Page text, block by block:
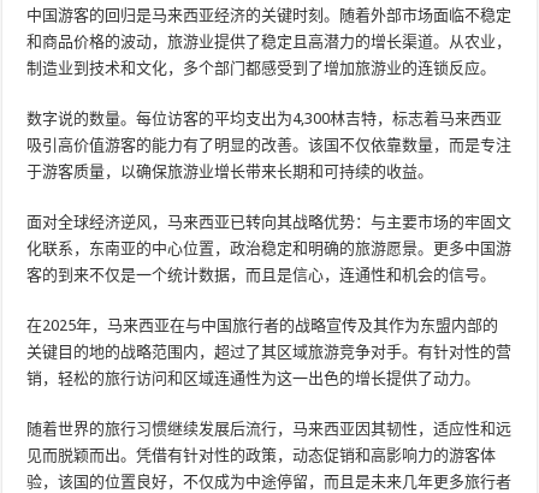
中国游客的回归是马来西亚经济的关键时刻。随着外部市场面临不稳定
和商品价格的波动，旅游业提供了稳定且高潜力的增长渠道。从农业，
制造业到技术和文化，多个部门都感受到了增加旅游业的连锁反应。
数字说的数量。每位访客的平均支出为4,300林吉特，标志着马来西亚
吸引高价值游客的能力有了明显的改善。该国不仅依靠数量，而是专注
于游客质量，以确保旅游业增长带来长期和可持续的收益。
面对全球经济逆风，马来西亚已转向其战略优势：与主要市场的牢固文
化联系，东南亚的中心位置，政治稳定和明确的旅游愿景。更多中国游
客的到来不仅是一个统计数据，而且是信心，连通性和机会的信号。
在2025年，马来西亚在与中国旅行者的战略宣传及其作为东盟内部的
关键目的地的战略范围内，超过了其区域旅游竞争对手。有针对性的营
销，轻松的旅行访问和区域连通性为这一出色的增长提供了动力。
随着世界的旅行习惯继续发展后流行，马来西亚因其韧性，适应性和远
见而脱颖而出。凭借有针对性的政策，动态促销和高影响力的游客体
验，该国的位置良好，不仅成为中途停留，而且是未来几年更多旅行者